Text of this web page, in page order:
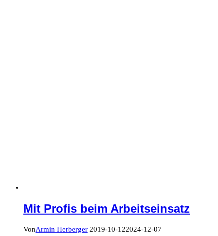
Mit Profis beim Arbeitseinsatz
VonArmin Herberger 2019-10-122024-12-07